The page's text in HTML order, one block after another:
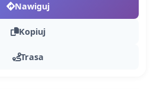
Nawiguj
Kopiuj
Trasa